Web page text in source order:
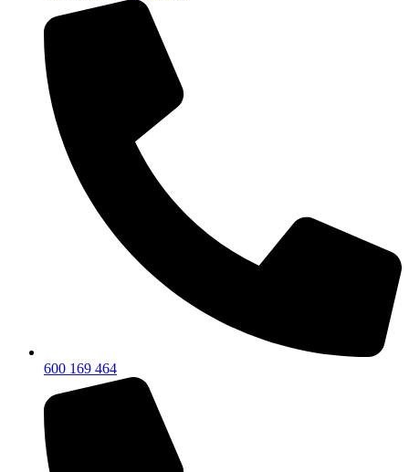
600 169 464